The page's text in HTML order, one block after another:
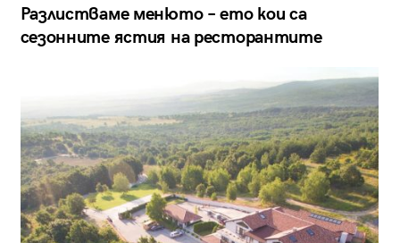
Разлистваме менюто – ето кои са
сезонните ястия на ресторантите